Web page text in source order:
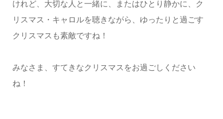
けれど、大切な人と一緒に、またはひとり静かに、ク
リスマス・キャロルを聴きながら、ゆったりと過ごす
クリスマスも素敵ですね！
みなさま、すてきなクリスマスをお過ごしください
ね！